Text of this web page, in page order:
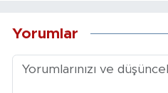
Yorumlar